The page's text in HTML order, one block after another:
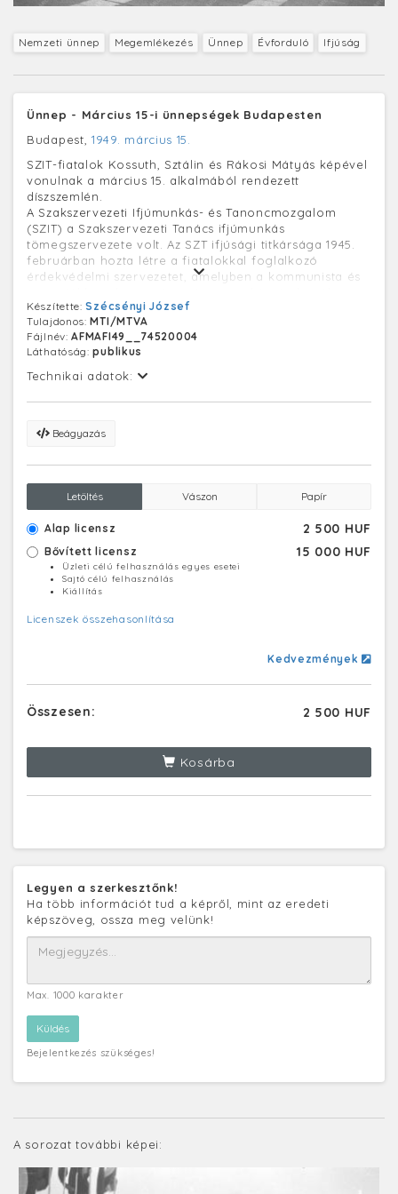
Nemzeti ünnep Megemlékezés Ünnep Évforduló Ifjúság
Ünnep - Március 15-i ünnepségek Budapesten
Budapest, 1949. március 15.
SZIT-fiatalok Kossuth, Sztálin és Rákosi Mátyás képével
vonulnak a március 15. alkalmából rendezett
díszszemlén.
A Szakszervezeti Ifjúmunkás- és Tanoncmozgalom
(SZIT) a Szakszervezeti Tanács ifjúmunkás
tömegszervezete volt. Az SZT ifjúsági titkársága 1945.
februárban hozta létre a fiatalokkal foglalkozó
érdekvédelmi szervezetet, amelyben a kommunista és
magukat. 1946 márciusában a SZIT országos
mozgalommá vált. Két évvel később, 1948 márciusában
a MINSZ kommunista irányítású ifjúmunkás szervezete
lett. 1950 júniusában, a DISZ megalakulása után
elvesztette önállóságát, és beolvadt az MDP ifjúsági
Készítette:Szécsényi József
Tulajdonos:MTI/MTVA
Fájlnév:AFMAFI49__74520004
Láthatóság:publikus
Technikai adatok:
Beágyazás
Letöltés Vászon Papír
Alap licensz 2 500 HUF
Bővített licensz 15 000 HUF
Üzleti célú felhasználás egyes esetei
Sajtó célú felhasználás
Kiállítás
Licenszek összehasonlítása
Kedvezmények
Összesen: 2 500 HUF
Kosárba
Legyen a szerkesztőnk!
Ha több információt tud a képről, mint az eredeti
képszöveg, ossza meg velünk!
Max. 1000 karakter
Bejelentkezés szükséges!
A sorozat további képei: